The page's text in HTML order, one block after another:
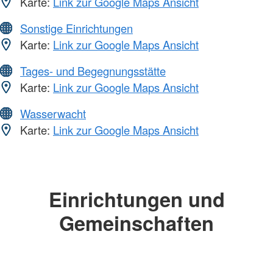
Sonstige Einrichtungen
Karte: Link zur Google Maps Ansicht
Tages- und Begegnungsstätte
Karte: Link zur Google Maps Ansicht
Wasserwacht
Karte: Link zur Google Maps Ansicht
Einrichtungen und
Gemeinschaften